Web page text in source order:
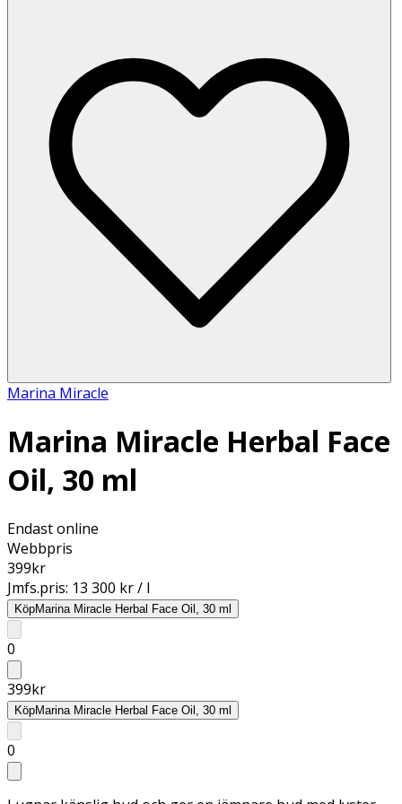
Marina Miracle
Marina Miracle Herbal Face
Oil, 30 ml
Endast online
Webbpris
399kr
Jmfs.pris: 13 300 kr / l
KöpMarina Miracle Herbal Face Oil, 30 ml
0
399kr
KöpMarina Miracle Herbal Face Oil, 30 ml
0